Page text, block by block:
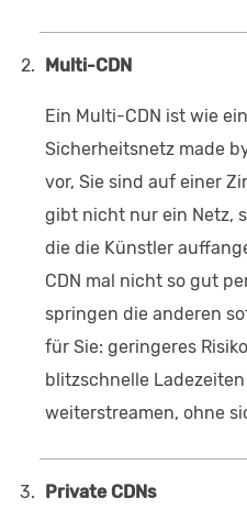
Multi-CDN
Ein Multi-CDN ist wie
Sicherheitsnetz made
vor, Sie sind auf einer
gibt nicht nur ein Netz,
die die Künstler
CDN mal nicht so gut
springen die anderen
für Sie: geringeres
blitzschnelle
weiterstreamen, ohne
Private CDNs